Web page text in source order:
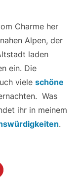
Charme her
Alpen, der
laden
ein. Die
viele schöne
Was
ihr in meinem
.